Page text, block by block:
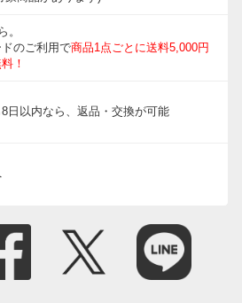
。
のご利用で商品1点ごとに送料5,000円
！
日以内なら、返品・交換が可能